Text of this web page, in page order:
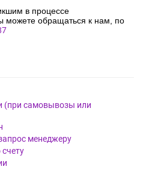
в процессе
можете обращаться к нам, по
(при самовывозы или
менеджеру